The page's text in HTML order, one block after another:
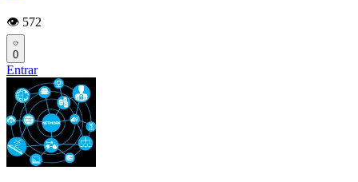
👁️ 572
0
Entrar